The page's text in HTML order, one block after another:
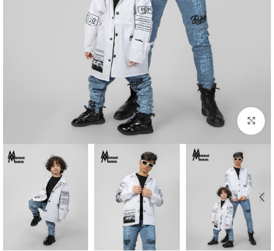
بزرگنمایی تصویر